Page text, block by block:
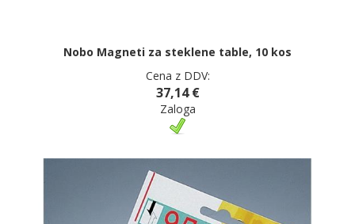
Nobo Magneti za steklene table, 10 kos
Cena z DDV:
37,14 €
Zaloga